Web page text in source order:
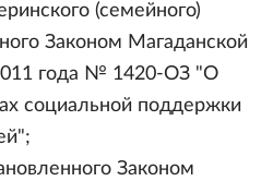
(семейного)
Законом Магаданской
года № 1420-ОЗ "О
социальной поддержки
Законом